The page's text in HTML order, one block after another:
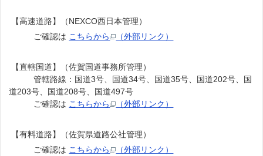
【高速道路】（NEXCO西日本管理）
ご確認は こちらから （外部リンク）
【直轄国道】（佐賀国道事務所管理）
管轄路線：国道3号、国道34号、国道35号、国道202号、国
道203号、国道208号、国道497号
ご確認は こちらから （外部リンク）
【有料道路】（佐賀県道路公社管理）
ご確認は こちらから （外部リンク）